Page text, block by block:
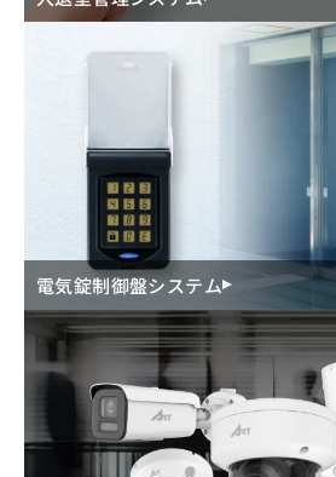
電気錠制御盤システム